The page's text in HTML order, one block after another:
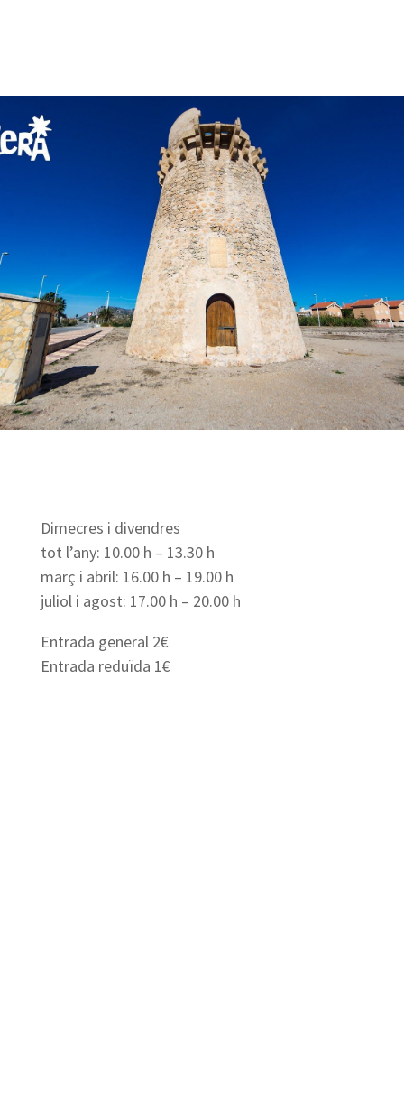
Dimecres i divendres
tot l’any: 10.00 h – 13.30 h
març i abril: 16.00 h – 19.00 h
juliol i agost: 17.00 h – 20.00 h
Entrada general 2€
Entrada reduïda 1€